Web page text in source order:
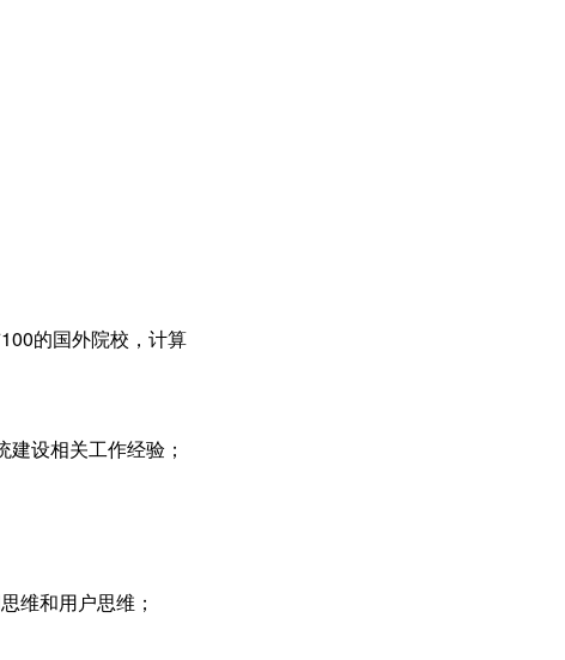
的国外院校，计算
设相关工作经验；
维和用户思维；